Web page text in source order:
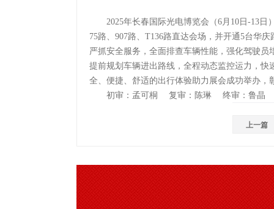
2025年长春国际光电博览会（6月10日-13日
75路、907路、T136路直达会场，并开通5台华
严抓安全服务，全面排查车辆性能，强化驾驶
提前规划车辆进出路线，全程动态监控运力，
全、便捷、舒适的出行体验助力展会成功举办，
初审：孟可桐 复审：陈琳 终审：鲁晶
上一篇